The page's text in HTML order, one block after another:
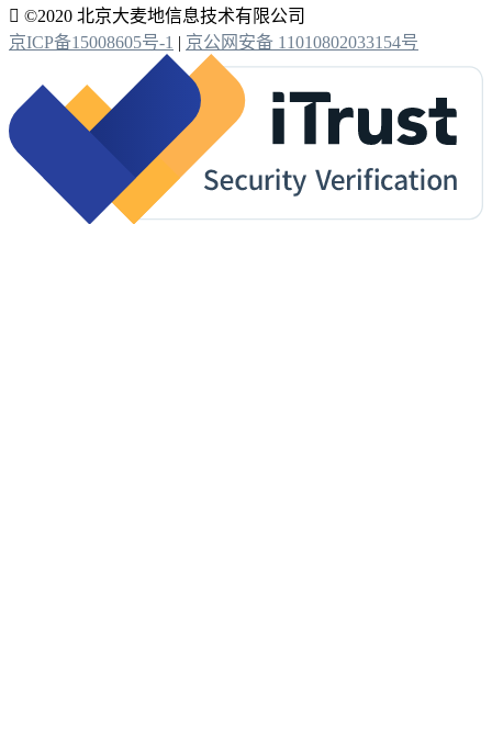
 ©2020 北京大麦地信息技术有限公司
京ICP备15008605号-1 | 京公网安备 11010802033154号